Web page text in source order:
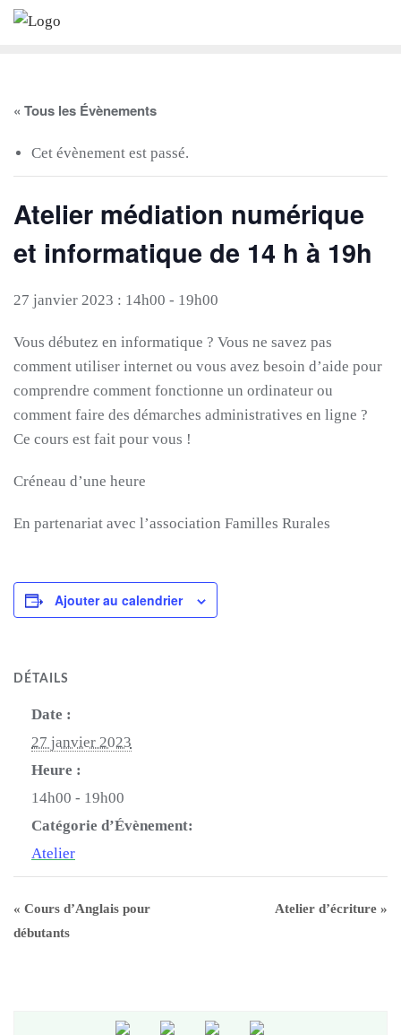
Skip
« Tous les Évènements
Cet évènement est passé.
Atelier médiation numérique
et informatique de 14 h à 19h
27 janvier 2023 : 14h00 - 19h00
Vous débutez en informatique ? Vous ne savez pas
comment utiliser internet ou vous avez besoin d’aide pour
comprendre comment fonctionne un ordinateur ou
comment faire des démarches administratives en ligne ?
Ce cours est fait pour vous !
Créneau d’une heure
En partenariat avec l’association Familles Rurales
Ajouter au calendrier
DÉTAILS
Date :
27 janvier 2023
Heure :
14h00 - 19h00
Catégorie d’Évènement:
Atelier
« Cours d’Anglais pour
débutants
Atelier d’écriture »